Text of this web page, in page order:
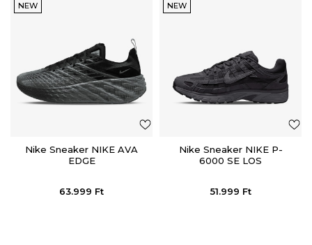
NEW
Nike Sneaker NIKE AVA
EDGE
63.999 Ft
NEW
Nike Sneaker NIKE P-
6000 SE LOS
51.999 Ft